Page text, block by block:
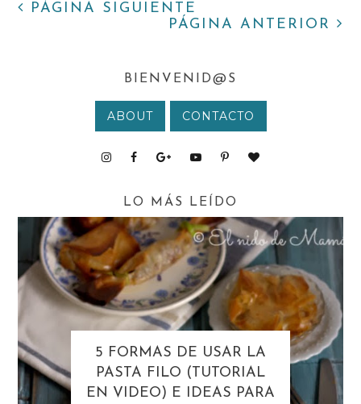
PÁGINA SIGUIENTE
PÁGINA ANTERIOR
BIENVENID@S
ABOUT CONTACTO
LO MÁS LEÍDO
5 FORMAS DE USAR LA
PASTA FILO (TUTORIAL
EN VIDEO) E IDEAS PARA